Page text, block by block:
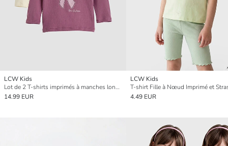
LCW Kids
Lot de 2 T-shirts imprimés à manches longues pour filles ornés de strass
14.99 EUR
LCW Kids
T-shirt Fille à Nœud Imprimé et
4.49 EUR